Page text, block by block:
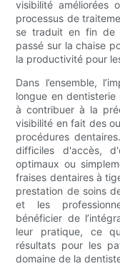
visibilité améliorées
processus de
se traduit en fin de
passé sur la chaise
la productivité pour
Dans l’ensemble,
longue en
à contribuer à la
visibilité en fait des
procédures
difficiles d'accès,
optimaux ou
fraises dentaires à
prestation de soins
et les
bénéficier de
leur pratique, ce
résultats pour les
domaine de la